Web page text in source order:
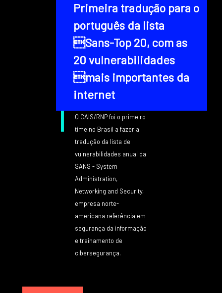
Primeira tradução para o
português da lista
Sans-Top 20, com as
20 vulnerabilidades
mais importantes da
internet
O CAIS/RNP foi o primeiro
time no Brasil a fazer a
tradução da lista de
vulnerabilidades anual da
SANS - System
Administration,
Networking and Security,
empresa norte-
americana referência em
segurança da informação
e treinamento de
cibersegurança.
Texto